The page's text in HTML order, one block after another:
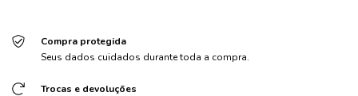
Compra protegida
Seus dados cuidados durante toda a compra.
Trocas e devoluções